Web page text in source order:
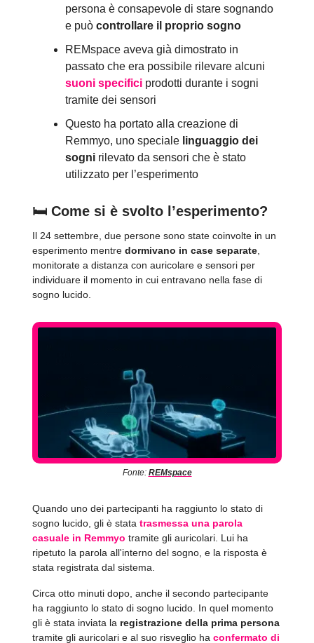
persona è consapevole di stare sognando
e può controllare il proprio sogno
REMspace aveva già dimostrato in
passato che era possibile rilevare alcuni
suoni specifici prodotti durante i sogni
tramite dei sensori
Questo ha portato alla creazione di
Remmyo, uno speciale linguaggio dei
sogni rilevato da sensori che è stato
utilizzato per l’esperimento
🛏️ Come si è svolto l’esperimento?
Il 24 settembre, due persone sono state coinvolte in un
esperimento mentre dormivano in case separate,
monitorate a distanza con auricolare e sensori per
individuare il momento in cui entravano nella fase di
sogno lucido.
Fonte: REMspace
Quando uno dei partecipanti ha raggiunto lo stato di
sogno lucido, gli è stata trasmessa una parola
casuale in Remmyo tramite gli auricolari. Lui ha
ripetuto la parola all'interno del sogno, e la risposta è
stata registrata dal sistema.
Circa otto minuti dopo, anche il secondo partecipante
ha raggiunto lo stato di sogno lucido. In quel momento
gli è stata inviata la registrazione della prima persona
tramite gli auricolari e al suo risveglio ha confermato di